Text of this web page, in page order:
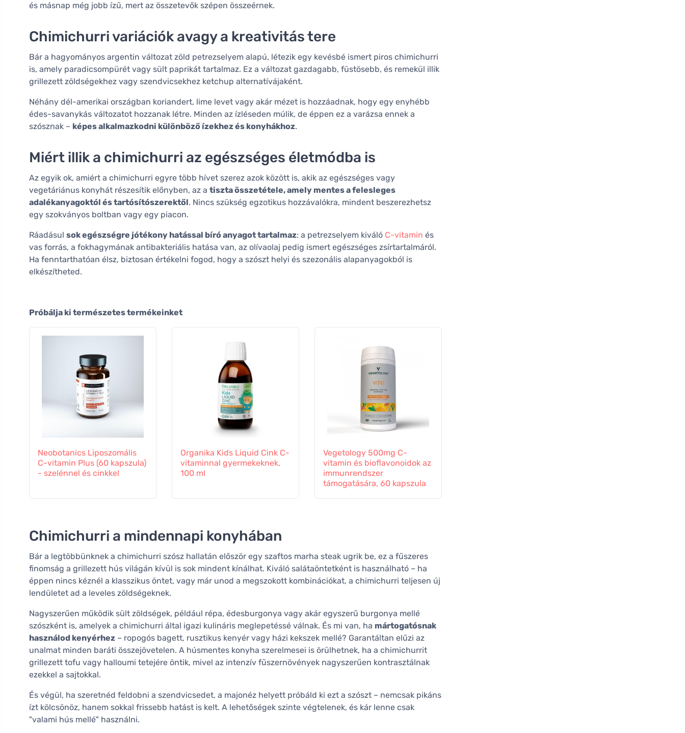
és másnap még jobb ízű, mert az összetevők szépen összeérnek.
Chimichurri variációk avagy a kreativitás tere
Bár a hagyományos argentin változat zöld petrezselyem alapú, létezik egy kevésbé ismert piros chimichurri
is, amely paradicsompürét vagy sült paprikát tartalmaz. Ez a változat gazdagabb, füstösebb, és remekül illik
grillezett zöldségekhez vagy szendvicsekhez ketchup alternatívájaként.
Néhány dél-amerikai országban koriandert, lime levet vagy akár mézet is hozzáadnak, hogy egy enyhébb
édes-savanykás változatot hozzanak létre. Minden az ízléseden múlik, de éppen ez a varázsa ennek a
szósznak – képes alkalmazkodni különböző ízekhez és konyhákhoz.
Miért illik a chimichurri az egészséges életmódba is
Az egyik ok, amiért a chimichurri egyre több hívet szerez azok között is, akik az egészséges vagy
vegetáriánus konyhát részesítik előnyben, az a tiszta összetétele, amely mentes a felesleges
adalékanyagoktól és tartósítószerektől. Nincs szükség egzotikus hozzávalókra, mindent beszerezhetsz
egy szokványos boltban vagy egy piacon.
Ráadásul sok egészségre jótékony hatással bíró anyagot tartalmaz: a petrezselyem kiváló C-vitamin és
vas forrás, a fokhagymának antibakteriális hatása van, az olívaolaj pedig ismert egészséges zsírtartalmáról.
Ha fenntarthatóan élsz, biztosan értékelni fogod, hogy a szószt helyi és szezonális alapanyagokból is
elkészítheted.
Próbálja ki természetes termékeinket
Neobotanics Liposzomális
C-vitamin Plus (60 kapszula)
- szelénnel és cinkkel
Organika Kids Liquid Cink C-
vitaminnal gyermekeknek,
100 ml
Vegetology 500mg C-
vitamin és bioflavonoidok az
immunrendszer
támogatására, 60 kapszula
Chimichurri a mindennapi konyhában
Bár a legtöbbünknek a chimichurri szósz hallatán először egy szaftos marha steak ugrik be, ez a fűszeres
finomság a grillezett hús világán kívül is sok mindent kínálhat. Kiváló salátaöntetként is használható – ha
éppen nincs kéznél a klasszikus öntet, vagy már unod a megszokott kombinációkat, a chimichurri teljesen új
lendületet ad a leveles zöldségeknek.
Nagyszerűen működik sült zöldségek, például répa, édesburgonya vagy akár egyszerű burgonya mellé
szószként is, amelyek a chimichurri által igazi kulináris meglepetéssé válnak. És mi van, ha mártogatósnak
használod kenyérhez – ropogós bagett, rusztikus kenyér vagy házi kekszek mellé? Garantáltan elűzi az
unalmat minden baráti összejövetelen. A húsmentes konyha szerelmesei is örülhetnek, ha a chimichurrit
grillezett tofu vagy halloumi tetejére öntik, mivel az intenzív fűszernövények nagyszerűen kontrasztálnak
ezekkel a sajtokkal.
És végül, ha szeretnéd feldobni a szendvicsedet, a majonéz helyett próbáld ki ezt a szószt – nemcsak pikáns
ízt kölcsönöz, hanem sokkal frissebb hatást is kelt. A lehetőségek szinte végtelenek, és kár lenne csak
"valami hús mellé" használni.